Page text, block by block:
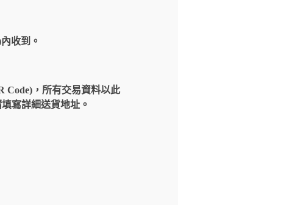
收到。
Code)，所有交易資料以此
寫詳細送貨地址。